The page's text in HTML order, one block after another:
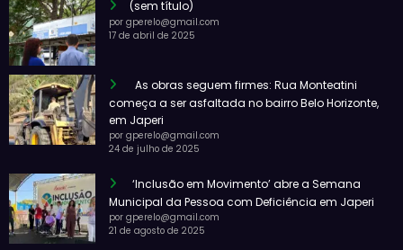
(sem título)
por gperelo@gmail.com
17 de abril de 2025
As obras seguem firmes: Rua Monteatini
começa a ser asfaltada no bairro Belo Horizonte,
em Japeri
por gperelo@gmail.com
24 de julho de 2025
‘Inclusão em Movimento’ abre a Semana
Municipal da Pessoa com Deficiência em Japeri
por gperelo@gmail.com
21 de agosto de 2025